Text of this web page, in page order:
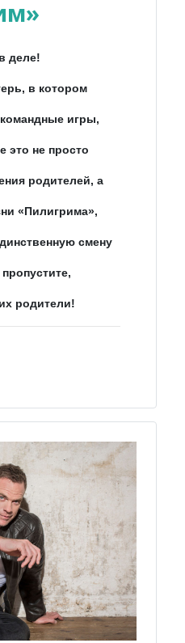
деле!
в котором
игры,
это не просто
родителей, а
«Пилигрима»,
смену
родители!